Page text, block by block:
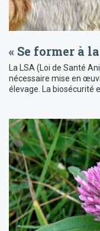
« Se former à
La LSA (Loi de Santé
nécessaire mise en
élevage. La biosécurité